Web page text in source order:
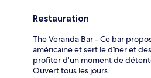
Restauration
The Veranda Bar - Ce bar
américaine et sert le dîner et
profiter d'un moment de
Ouvert tous les jours.